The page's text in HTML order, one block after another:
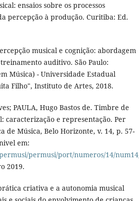
ensaios sobre os processos
percepção à produção. Curitiba: Ed.
musical e cognição: abordagem
auditivo. São Paulo:
Música) - Universidade Estadual
Filho", Instituto de Artes, 2018.
PAULA, Hugo Bastos de. Timbre de
caracterização e representação. Per
de Música, Belo Horizonte, v. 14, p. 57-
em:
permusi/port/numeros/14/
2019.
criativa e a autonomia musical